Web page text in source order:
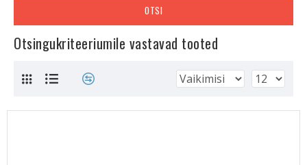
OTSI
Otsingukriteeriumile vastavad tooted